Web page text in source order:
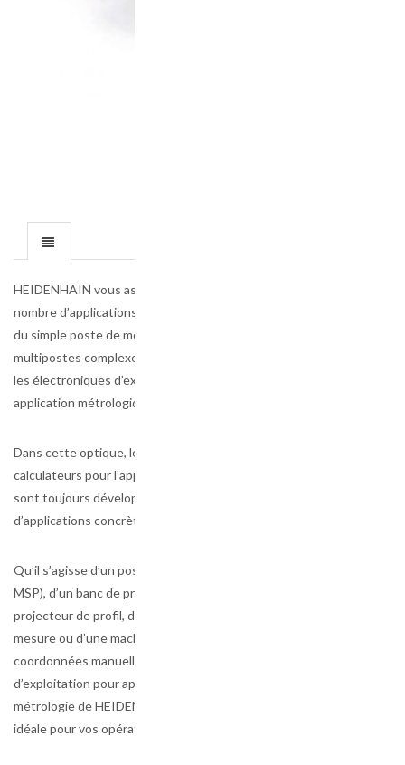
HEIDENHAIN vous assiste dans un grand
nombre d’applications de métrologie, allant
du simple poste de mesure aux systèmes
multipostes complexes, en vous fournissant
les électroniques d’exploitation pour
application métrologique adaptées.
Dans cette optique, les fonctions des
calculateurs pour l’application métrologique
sont toujours développées sur la base
d’applications concrètes.
Qu’il s’agisse d’un poste de contrôle SPC (ou
MSP), d’un banc de pré-réglage d’outils, d’un
projecteur de profil, d’un microscope de
mesure ou d’une machine de mesure de
coordonnées manuelle, les électroniques
d’exploitation pour applications de
métrologie de HEIDENHAIN sont la solution
idéale pour vos opérations de mesure.